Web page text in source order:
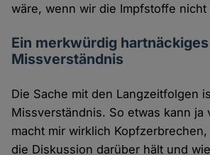
wäre, wenn wir die Impfstoffe nicht
Ein merkwürdig hartnäckiges
Missverständnis
Die Sache mit den Langzeitfolgen
Missverständnis. So etwas kann ja
macht mir wirklich
die Diskussion darüber hält und